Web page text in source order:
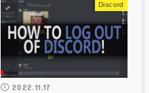
Discord
2022.11.17